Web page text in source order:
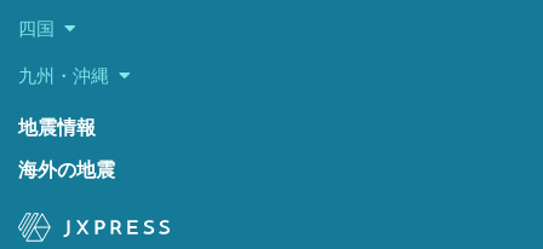
四国
九州・沖縄
地震情報
海外の地震